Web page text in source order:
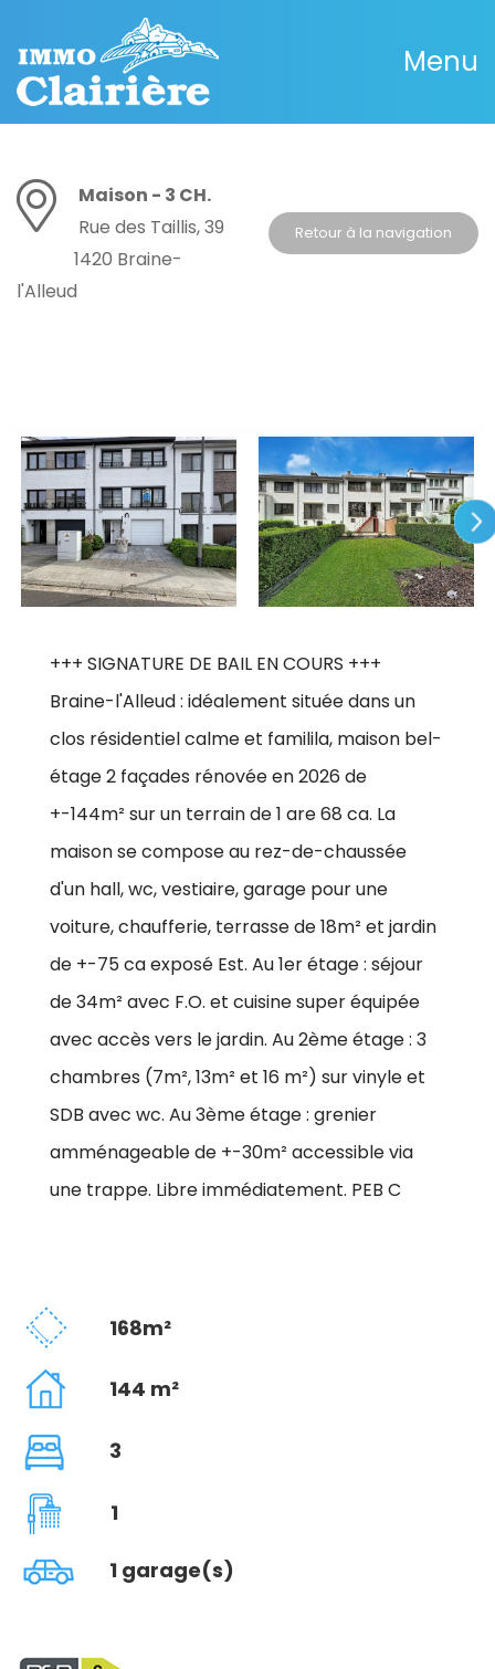
Menu
Maison - 3 CH.
Rue des Taillis, 39
1420 Braine-
l'Alleud
Retour à la navigation
+++ SIGNATURE DE BAIL EN COURS +++
Braine-l'Alleud : idéalement située dans un
clos résidentiel calme et familila, maison bel-
étage 2 façades rénovée en 2026 de
+-144m² sur un terrain de 1 are 68 ca. La
maison se compose au rez-de-chaussée
d'un hall, wc, vestiaire, garage pour une
voiture, chaufferie, terrasse de 18m² et jardin
de +-75 ca exposé Est. Au 1er étage : séjour
de 34m² avec F.O. et cuisine super équipée
avec accès vers le jardin. Au 2ème étage : 3
chambres (7m², 13m² et 16 m²) sur vinyle et
SDB avec wc. Au 3ème étage : grenier
amménageable de +-30m² accessible via
une trappe. Libre immédiatement. PEB C
168m²
144 m²
3
1
1 garage(s)